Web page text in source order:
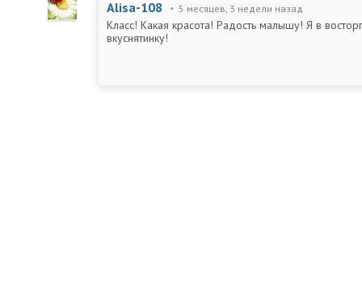
Alisa-108 5 месяцев, 3 недели назад
Класс! Какая красота! Радость малышу! Я в
вкуснятинку!